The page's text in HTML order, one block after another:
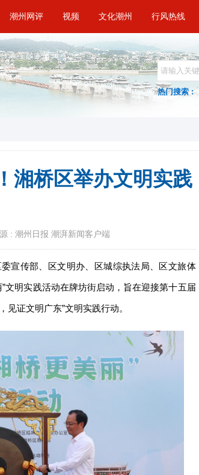
潮州网评 视频 文化潮州 行风热线
热门搜索 :
湘桥区举办文明实践
: 潮州日报 潮湃新闻客户端
宣传部、区文明办、区城综执法局、区文旅体
文明实践活动在牌坊街启动，旨在迎接第十五届
证文明广东”文明实践行动。